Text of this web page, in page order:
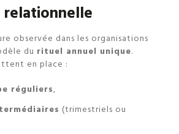
observée dans les organisations
du rituel annuel unique.
en place :
réguliers,
(trimestriels ou